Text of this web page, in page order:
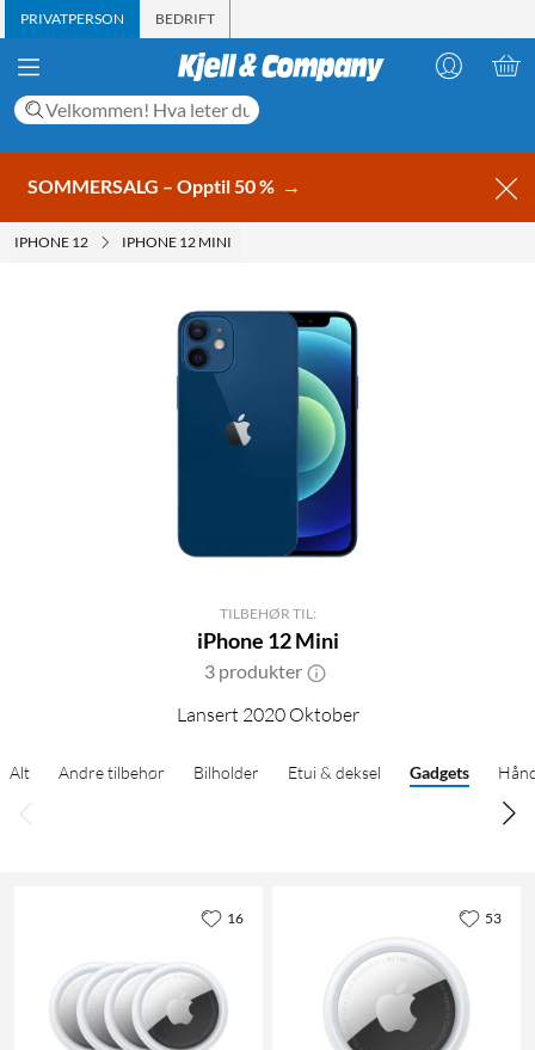
PRIVATPERSON BEDRIFT
SOMMERSALG – Opptil 50 % →
IPHONE 12 IPHONE 12 MINI
TILBEHØR TIL:
iPhone 12 Mini
3 produkter
Lansert 2020 Oktober
Alt Andre tilbehør Bilholder Etui & deksel Gadgets
16 53